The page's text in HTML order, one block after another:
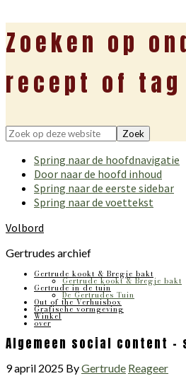
Zoeken op
recept of tag
Zoek
deze
website
Spring naar de hoofdnavigatie
Door naar de hoofd inhoud
Spring naar de eerste sidebar
Spring naar de voettekst
Volbord
Gertrudes archief
Gertrude kookt & Bregje bakt
Gertrude kookt & Bregje bakt
Gertrude in de tuin
De Gertrudes Tuin
Out of the Verhuisbox
Grafische vormgeving
Winkel
over
Algemeen social content –
9 april 2025 ByGertrude Reageer